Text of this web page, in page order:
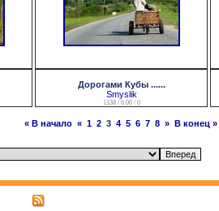
Дорогами Кубы ......
Smyslik
1338 / 0.00 / 0
« В начало « 1 2 3 4 5 6 7 8 » В конец »